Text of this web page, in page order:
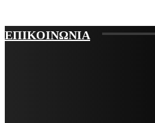
ΕΠΙΚΟΙΝΩΝΙΑ